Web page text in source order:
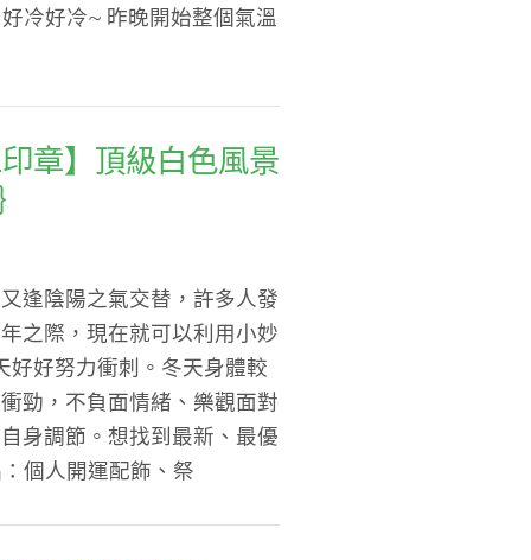
冷好冷~ 昨晚開始整個氣溫
章】頂級白色風景
逢陰陽之氣交替，許多人發
之際，現在就可以利用小妙
好好努力衝刺。冬天身體較
勁，不負面情緒、樂觀面對
身調節。想找到最新、最優
個人開運配飾、祭